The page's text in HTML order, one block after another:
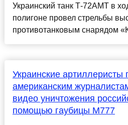
Украинский танк Т-72АМТ в
полигоне провел стрельбы
противотанковым снарядом
Украинские артиллеристы
американским
видео уничтожения
помощью гаубицы M777